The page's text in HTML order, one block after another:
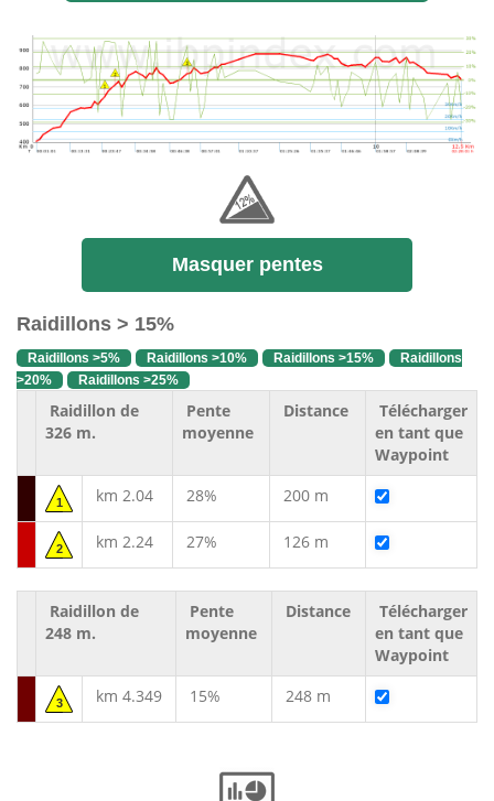
Masquer pentes
Raidillons > 15%
Raidillons >5% Raidillons >10% Raidillons >15%
Raidillons
>20%
Raidillons >25%
Raidillon de
326 m.
Pente
moyenne
Distance
Télécharger
en tant que
Waypoint
1 km 2.04 28% 200 m
2 km 2.24 27% 126 m
Raidillon de
248 m.
Pente
moyenne
Distance
Télécharger
en tant que
Waypoint
3 km 4.349 15% 248 m